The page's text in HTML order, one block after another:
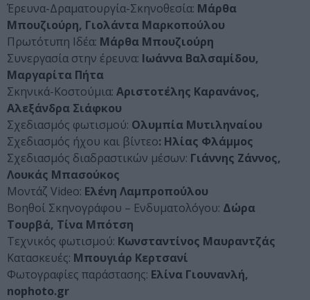
Έρευνα-Δραματουργία-Σκηνοθεσία: Μάρθα
Μπουζιούρη, Γιολάντα Μαρκοπούλου
Πρωτότυπη Ιδέα: Μάρθα Μπουζιούρη
Συνεργασία στην έρευνα: Ιωάννα Βαλσαμίδου,
Μαργαρίτα Πήτα
Σκηνικά-Κοστούμια: Αριστοτέλης Καρανάνος,
Αλεξάνδρα Σιάφκου
Σχεδιασμός φωτισμού: Ολυμπία Μυτιληναίου
Σχεδιασμός ήχου και βίντεο: Ηλίας Φλάμμος
Σχεδιασμός διαδραστικών μέσων: Γιάννης Ζάννος,
Λουκάς Μπασούκος
Μοντάζ Video: Ελένη Λαμπροπούλου
Βοηθοί Σκηνογράφου – Ενδυματολόγου: Δώρα
Τουρβά, Τίνα Μπότση
Τεχνικός φωτισμού: Κωνσταντίνος Μαυραντζάς
Κατασκευές: Μπουγιάρ Κερτσανί
Φωτογραφίες παράστασης: Ελίνα Γιουνανλή,
nophoto.gr